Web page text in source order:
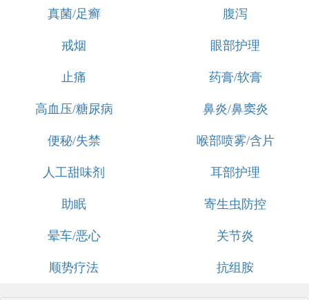
真菌/足癣 腹泻
戒烟 眼部护理
止痛 药膏/软膏
高血压/糖尿病 鼻炎/鼻窦炎
便秘/失禁 喉部喷雾/含片
人工甜味剂 耳部护理
助眠 寄生虫防控
晕车/恶心 关节炎
顺势疗法 抗组胺